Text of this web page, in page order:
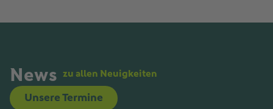
News zu allen Neuigkeiten
Unsere Termine